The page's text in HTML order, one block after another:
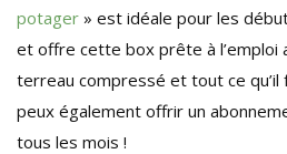
potager » est idéale pour les
et offre cette box prête à l’emploi
terreau compressé et tout ce qu’il
peux également offrir un
tous les mois !